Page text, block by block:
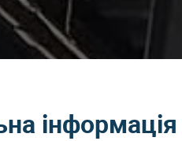
інформація